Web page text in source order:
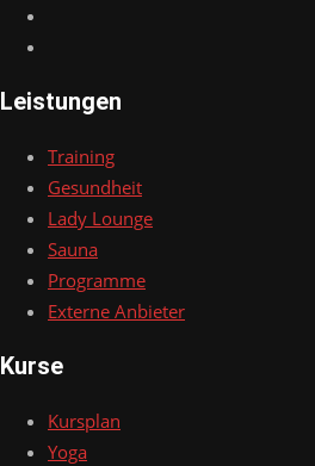
Leistungen
Training
Gesundheit
Lady Lounge
Sauna
Programme
Externe Anbieter
Kurse
Kursplan
Yoga